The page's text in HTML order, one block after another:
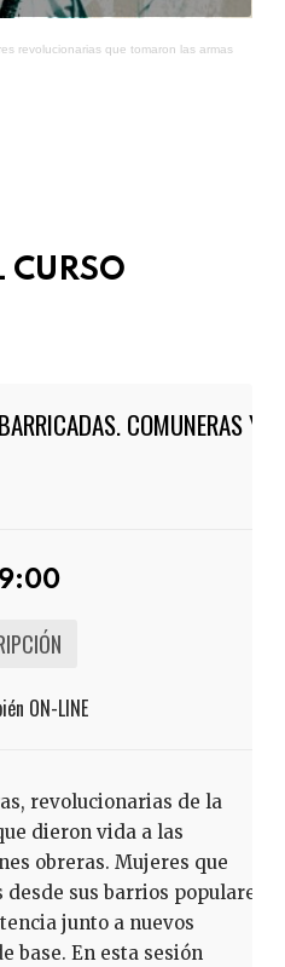
revolucionarias que tomaron las armas
CURSO
COMUNERAS Y
ON-LINE
revolucionarias de la
dieron vida a las
obreras. Mujeres que
sus barrios populares
junto a nuevos
base. En esta sesión